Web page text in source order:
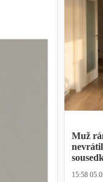
Muž
týden
15:58